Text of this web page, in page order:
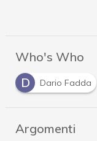
Who's Who
D
Dario Fadda
Argomenti